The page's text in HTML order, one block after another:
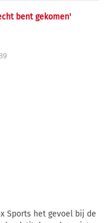
bent gekomen'
Sports het gevoel bij de